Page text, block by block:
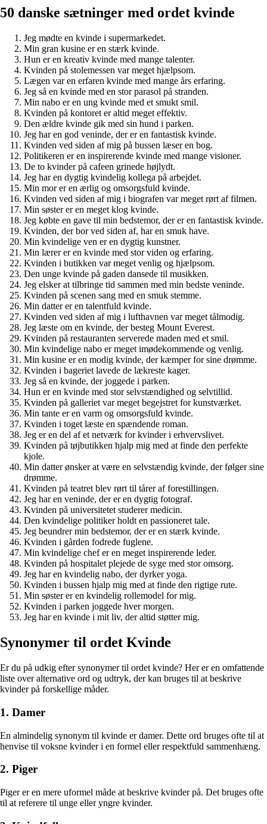
50 danske sætninger med ordet kvinde
Jeg mødte en kvinde i supermarkedet.
Min gran kusine er en stærk kvinde.
Hun er en kreativ kvinde med mange talenter.
Kvinden på stolemessen var meget hjælpsom.
Lægen var en erfaren kvinde med mange års erfaring.
Jeg så en kvinde med en stor parasol på stranden.
Min nabo er en ung kvinde med et smukt smil.
Kvinden på kontoret er altid meget effektiv.
Den ældre kvinde gik med sin hund i parken.
Jeg har en god veninde, der er en fantastisk kvinde.
Kvinden ved siden af ​​mig på bussen læser en bog.
Politikeren er en inspirerende kvinde med mange visioner.
De to kvinder på cafeen grinede højlydt.
Jeg har en dygtig kvindelig kollega på arbejdet.
Min mor er en ærlig og omsorgsfuld kvinde.
Kvinden ved siden af ​​mig i biografen var meget rørt af filmen.
Min søster er en meget klog kvinde.
Jeg købte en gave til min bedstemor, der er en fantastisk kvinde.
Kvinden, der bor ved siden af, har en smuk have.
Min kvindelige ven er en dygtig kunstner.
Min lærer er en kvinde med stor viden og erfaring.
Kvinden i butikken var meget venlig og hjælpsom.
Den unge kvinde på gaden dansede til musikken.
Jeg elsker at tilbringe tid sammen med min bedste veninde.
Kvinden på scenen sang med en smuk stemme.
Min datter er en talentfuld kvinde.
Kvinden ved siden af ​​mig i lufthavnen var meget tålmodig.
Jeg læste om en kvinde, der besteg Mount Everest.
Kvinden på restauranten serverede maden med et smil.
Min kvindelige nabo er meget imødekommende og venlig.
Min kusine er en modig kvinde, der kæmper for sine drømme.
Kvinden i bageriet lavede de lækreste kager.
Jeg så en kvinde, der joggede i parken.
Hun er en kvinde med stor selvstændighed og selvtillid.
Kvinden på galleriet var meget begejstret for kunstværket.
Min tante er en varm og omsorgsfuld kvinde.
Kvinden i toget læste en spændende roman.
Jeg er en del af et netværk for kvinder i erhvervslivet.
Kvinden på tøjbutikken hjalp mig med at finde den perfekte
kjole.
Min datter ønsker at være en selvstændig kvinde, der følger sine
drømme.
Kvinden på teatret blev rørt til tårer af forestillingen.
Jeg har en veninde, der er en dygtig fotograf.
Kvinden på universitetet studerer medicin.
Den kvindelige politiker holdt en passioneret tale.
Jeg beundrer min bedstemor, der er en stærk kvinde.
Kvinden i gården fodrede fuglene.
Min kvindelige chef er en meget inspirerende leder.
Kvinden på hospitalet plejede de syge med stor omsorg.
Jeg har en kvindelig nabo, der dyrker yoga.
Kvinden i bussen hjalp mig med at finde den rigtige rute.
Min søster er en kvindelig rollemodel for mig.
Kvinden i parken joggede hver morgen.
Jeg har en kvinde i mit liv, der altid støtter mig.
Synonymer til ordet Kvinde
Er du på udkig efter synonymer til ordet kvinde? Her er en omfattende
liste over alternative ord og udtryk, der kan bruges til at beskrive
kvinder på forskellige måder.
1. Damer
En almindelig synonym til kvinde er damer. Dette ord bruges ofte til at
henvise til voksne kvinder i en formel eller respektfuld sammenhæng.
2. Piger
Piger er en mere uformel måde at beskrive kvinder på. Det bruges ofte
til at referere til unge eller yngre kvinder.